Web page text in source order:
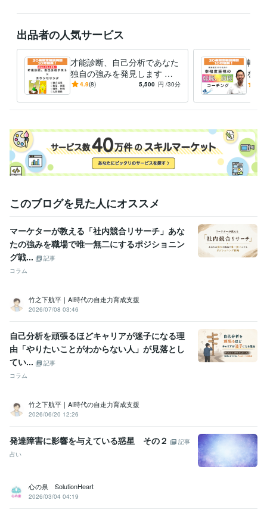
出品者の人気サービス
才能診断、自己分析であなた
独自の強みを発見します 独
立起業、副業、転職でのあな
る！
4.9(8) 5,500 円 /30分
転職
を活
自己
いを
このブログを見た人にオススメ
マーケターが教える「社内競合リサーチ」あな
たの強みを職場で唯一無二にするポジショニン
グ戦...
記事
コラム
竹之下航平｜AI時代の自走力育成支援
2026/07/08 03:46
自己分析を頑張るほどキャリアが迷子になる理
由「やりたいことがわからない人」が見落とし
てい...
記事
コラム
竹之下航平｜AI時代の自走力育成支援
2026/06/20 12:26
発達障害に影響を与えている惑星 その２
記事
占い
心の泉 SolutionHeart
2026/03/04 04:19